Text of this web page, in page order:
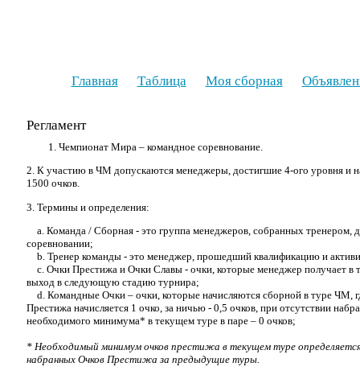
Главная Таблица Моя сборная
Регламент
1. Чемпионат Мира – командное соревнование.
2. К участию в ЧМ допускаются менеджеры, достигшие 4-ого уровня и
1500 очков.
3. Термины и определения:
a. Команда / Сборная - это группа менеджеров, собранных тренером,
соревновании;
b. Тренер команды - это менеджер, прошедший квалификацию и
c. Очки Престижа и Очки Славы - очки, которые менеджер получает в
выход в следующую стадию турнира;
d. Командные Очки – очки, которые начисляются сборной в туре ЧМ,
Престижа начисляется 1 очко, за ничью - 0,5 очков, при отсутствии
необходимого минимума* в текущем туре в паре – 0 очков;
* Необходимый минимум очков престижа в текущем туре определяется
набранных Очков Престижа за предыдущие туры.